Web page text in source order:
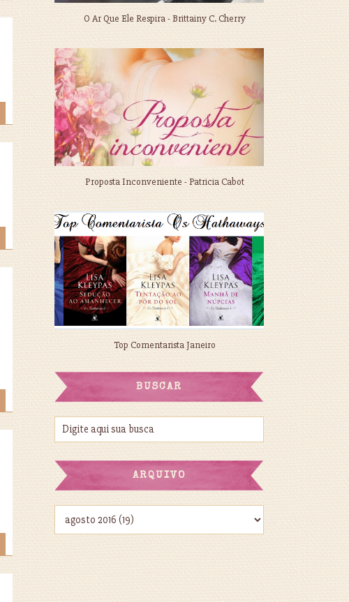
O Ar Que Ele Respira - Brittainy C. Cherry
Proposta Inconveniente - Patricia Cabot
Top Comentarista Janeiro
BUSCAR
ARQUIVO